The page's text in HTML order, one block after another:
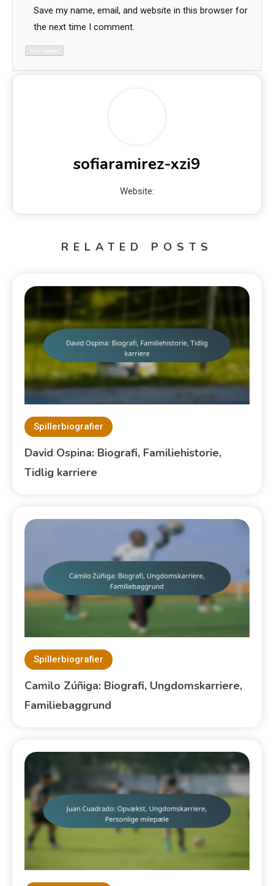
Save my name, email, and website in this browser for
the next time I comment.
sofiaramirez-xzi9
Website:
RELATED POSTS
Spillerbiografier
David Ospina: Biografi, Familiehistorie,
Tidlig karriere
Spillerbiografier
Camilo Zúñiga: Biografi, Ungdomskarriere,
Familiebaggrund